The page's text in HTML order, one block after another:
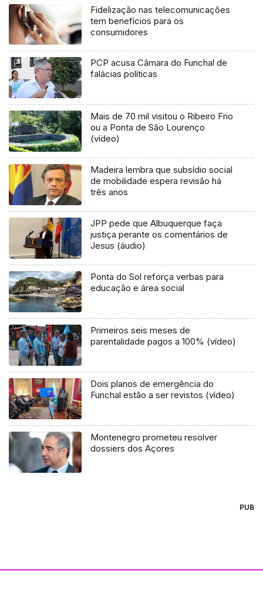
Fidelização nas telecomunicações
tem benefícios para os
consumidores
PCP acusa Câmara do Funchal de
falácias políticas
Mais de 70 mil visitou o Ribeiro Frio
ou a Ponta de São Lourenço
(vídeo)
Madeira lembra que subsídio social
de mobilidade espera revisão há
três anos
JPP pede que Albuquerque faça
justiça perante os comentários de
Jesus (áudio)
Ponta do Sol reforça verbas para
educação e área social
Primeiros seis meses de
parentalidade pagos a 100% (vídeo)
Dois planos de emergência do
Funchal estão a ser revistos (vídeo)
Montenegro prometeu resolver
dossiers dos Açores
PUB